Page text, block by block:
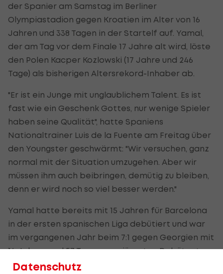
der Spanier am Samstag im Berliner
Olympiastadion gegen Kroatien im Alter von 16
Jahren und 338 Tagen in der Startelf auf. Yamal
der am Tag vor dem Finale 17 Jahre alt wird, löste
den Polen Kacper Kozlowski (17 Jahre und 246
Tage) als bisherigen Altersrekord-Inhaber ab.
"Er ist ein Junge mit unglaublichem Talent. Es ist
fast wie ein Geschenk Gottes, nur wenige Spieler
haben seine Qualität", hatte Spaniens
Nationaltrainer Luis de la Fuente am Freitag über
den Youngster geschwärmt: "Wir versuchen, ganz
normal mit der Situation umzugehen. Aber wir
müssen ihm auch beibringen, demütig zu bleiben,
denn er wird noch so viel besser werden."
Yamal hatte bereits mit 15 Jahren für Barcelona
in der ersten spanischen Liga debütiert und war
im vergangenen Jahr beim 7:1 gegen Georgien mit
16 Jahren und 57 Tagen zum jüngsten Debütanten
und Torschützen in der spanischen
Datenschutz